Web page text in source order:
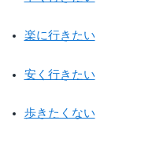
楽に行きたい
安く行きたい
歩きたくない